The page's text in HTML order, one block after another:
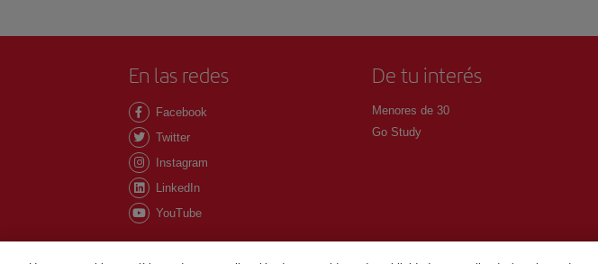
En las redes
Facebook
Twitter
Instagram
LinkedIn
YouTube
De tu interés
Menores de 30
Go Study